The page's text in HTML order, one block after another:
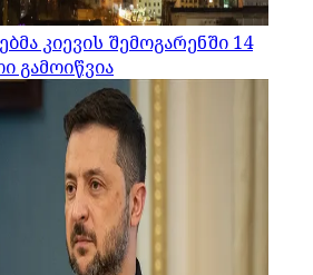
კიევის შემოგარენში 14
გამოიწვია